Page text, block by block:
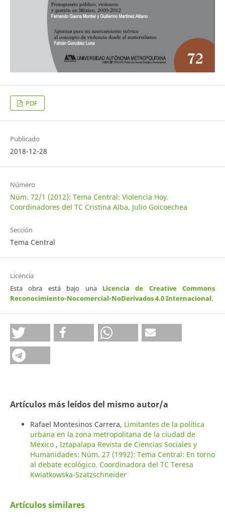
PDF
Publicado
2018-12-28
Número
Núm. 72/1 (2012): Tema Central: Violencia Hoy.
Coordinadores del TC Cristina Alba, Julio Goicoechea
Sección
Tema Central
Licencia
Esta obra está bajo una Licencia de Creative Commons
Reconocimiento-Nocomercial-NoDerivados 4.0 Internacional.
Artículos más leídos del mismo autor/a
Rafael Montesinos Carrera, Limitantes de la política
urbana en la zona metropolitana de la ciudad de
México , Iztapalapa Revista de Ciencias Sociales y
Humanidades: Núm. 27 (1992): Tema Central: En torno
al debate ecológico. Coordinadora del TC Teresa
Kwiatkowska-Szatzschneider
Artículos similares